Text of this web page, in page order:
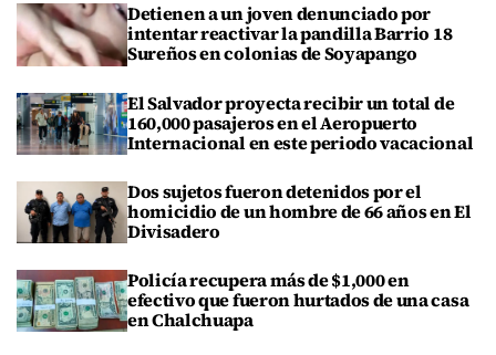
Detienen a un joven denunciado por
intentar reactivar la pandilla Barrio 18
Sureños en colonias de Soyapango
El Salvador proyecta recibir un total de
160,000 pasajeros en el Aeropuerto
Internacional en este periodo vacacional
Dos sujetos fueron detenidos por el
homicidio de un hombre de 66 años en El
Divisadero
Policía recupera más de $1,000 en
efectivo que fueron hurtados de una casa
en Chalchuapa